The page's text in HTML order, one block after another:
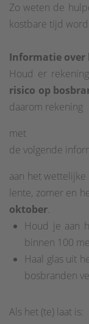
Zo weten de
kostbare tijd
Informatie over
Houd er
risico op
daarom rekening
met
de volgende
aan het wettelijke
lente, zomer en
oktober.
Houd je aan
binnen 100
Haal glas uit
bosbranden
Als het (te) laat is: